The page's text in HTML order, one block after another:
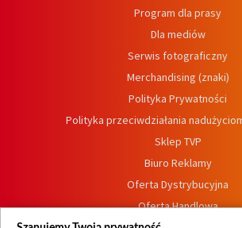
Program dla prasy
Dla mediów
Serwis fotograficzny
Merchandising (znaki)
Polityka Prywatności
Polityka przeciwdziałania
Sklep TVP
Biuro Reklamy
Oferta Dystrybucyjna
Oferta Handlowa